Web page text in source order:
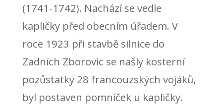
(1741-1742). Nachází se vedle
kapličky před obecním úřadem. V
roce 1923 při stavbě silnice do
Zadních Zborovic se našly kosterní
pozůstatky 28 francouzských vojáků,
byl postaven pomníček u kapličky.